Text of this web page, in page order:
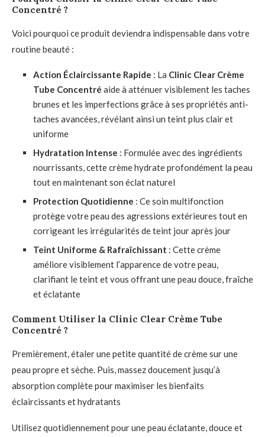
Concentré ?
Voici pourquoi ce produit deviendra indispensable dans votre
routine beauté :
Action Éclaircissante Rapide : La Clinic Clear Crème
Tube Concentré aide à atténuer visiblement les taches
brunes et les imperfections grâce à ses propriétés anti-
taches avancées, révélant ainsi un teint plus clair et
uniforme
Hydratation Intense : Formulée avec des ingrédients
nourrissants, cette crème hydrate profondément la peau
tout en maintenant son éclat naturel
Protection Quotidienne : Ce soin multifonction
protège votre peau des agressions extérieures tout en
corrigeant les irrégularités de teint jour après jour
Teint Uniforme & Rafraîchissant : Cette crème
améliore visiblement l’apparence de votre peau,
clarifiant le teint et vous offrant une peau douce, fraîche
et éclatante
Comment Utiliser la Clinic Clear Crème Tube
Concentré ?
Premièrement, étaler une petite quantité de crème sur une
peau propre et sèche. Puis, massez doucement jusqu’à
absorption complète pour maximiser les bienfaits
éclaircissants et hydratants
Utilisez quotidiennement pour une peau éclatante, douce et